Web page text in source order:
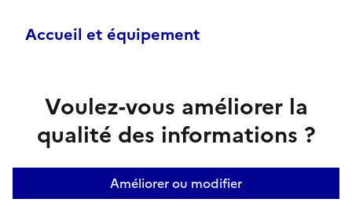
Accueil et équipement
Voulez-vous améliorer la
qualité des informations ?
Améliorer ou modifier